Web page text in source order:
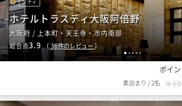
1 2345
シティ
ホテルトラスティ大阪阿倍野
大阪府 / 上本町・天王寺・市内南部
総合点3.9（ 36件のレビュー）
ポイ
素泊まり /2名 ￥